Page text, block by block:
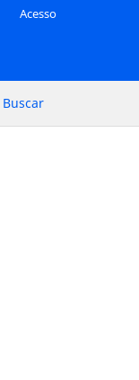
Buscar
Acesso